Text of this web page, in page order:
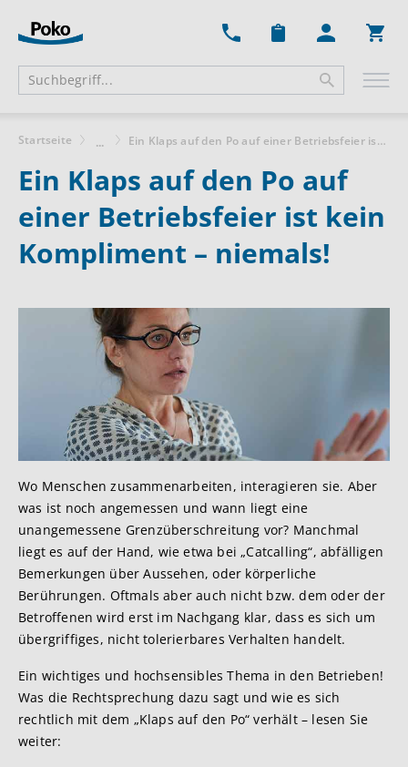
Startseite ... Ein Klaps auf den Po auf einer Betriebsfeier ist kein Kompliment – niemals!
Ein Klaps auf den Po auf
einer Betriebsfeier ist kein
Kompliment – niemals!
Wo Menschen zusammenarbeiten, interagieren sie. Aber
was ist noch angemessen und wann liegt eine
unangemessene Grenzüberschreitung vor? Manchmal
liegt es auf der Hand, wie etwa bei „Catcalling“, abfälligen
Bemerkungen über Aussehen, oder körperliche
Berührungen. Oftmals aber auch nicht bzw. dem oder der
Betroffenen wird erst im Nachgang klar, dass es sich um
übergriffiges, nicht tolerierbares Verhalten handelt.
Ein wichtiges und hochsensibles Thema in den Betrieben!
Was die Rechtsprechung dazu sagt und wie es sich
rechtlich mit dem „Klaps auf den Po“ verhält – lesen Sie
weiter: